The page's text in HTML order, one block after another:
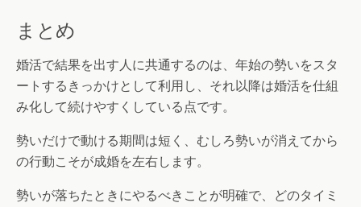
まとめ
婚活で結果を出す人に共通するのは、年始の勢いをスタ
ートするきっかけとして利用し、それ以降は婚活を仕組
み化して続けやすくしている点です。
勢いだけで動ける期間は短く、むしろ勢いが消えてから
の行動こそが成婚を左右します。
勢いが落ちたときにやるべきことが明確で、どのタイミ